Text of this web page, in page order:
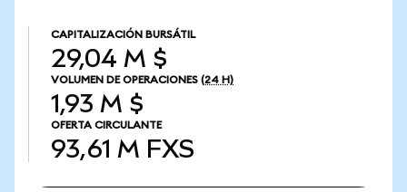
CAPITALIZACIÓN BURSÁTIL
29,04 M $
VOLUMEN DE OPERACIONES (24 H)
1,93 M $
OFERTA CIRCULANTE
93,61 M FXS